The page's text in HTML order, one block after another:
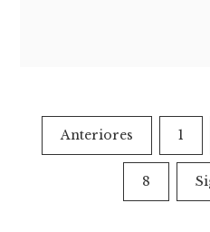
Paginación
de
entradas
Anteriores 1
8